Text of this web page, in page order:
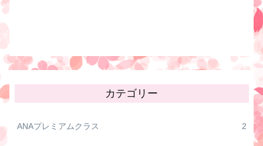
カテゴリー
ANAプレミアムクラス 2